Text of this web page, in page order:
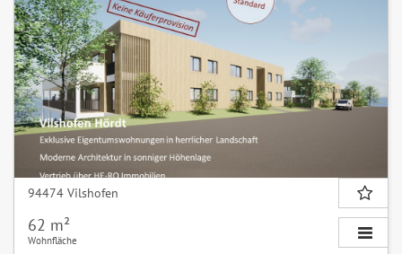
94474 Vilshofen
62 m²
Wohnfläche